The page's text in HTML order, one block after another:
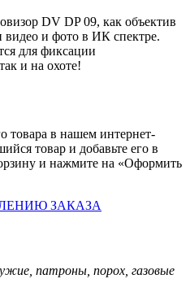
DV DP 09, как объектив
видео и фото в ИК спектре.
для фиксации
и на охоте!
товара в нашем интернет-
товар и добавьте его в
и нажмите на «Оформить
ЗАКАЗА
патроны, порох, газовые